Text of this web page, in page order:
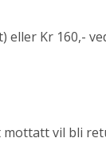
eller Kr 160,-
mottatt vil bli